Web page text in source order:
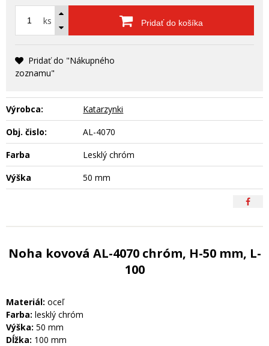
ks Pridať do košíka
Pridať do "Nákupného
zoznamu"
Výrobca:
Katarzynki
Obj. čislo:
AL-4070
Farba
Lesklý chróm
Výška
50 mm
Noha kovová AL-4070 chróm, H-50 mm, L-
100
Materiál: oceľ
Farba: lesklý chróm
Výška: 50 mm
Dĺžka: 100 mm